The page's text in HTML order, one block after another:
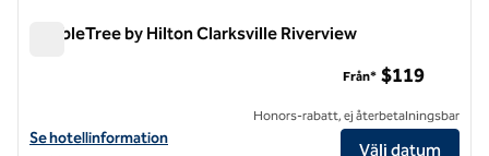
DoubleTree by Hilton Clarksville Riverview
Visa hotelluppgifter för DoubleTree by Hilton Clarksville Riverview
Se hotellinformation
Från* $119
Honors-rabatt, ej återbetalningsbar
Välj datum